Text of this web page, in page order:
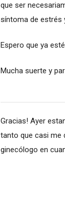
que ser
síntoma de estrés
Espero que ya
Mucha suerte y
Gracias! Ayer
tanto que casi me
ginecólogo en